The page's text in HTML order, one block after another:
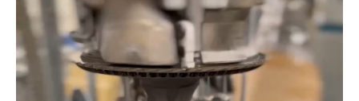
プ
ー
ヤ